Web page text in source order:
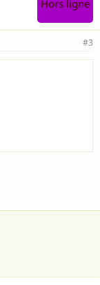
Hors ligne
#3